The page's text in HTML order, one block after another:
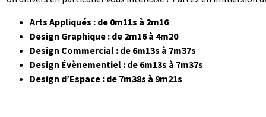
Arts Appliqués : de 0m11s à 2m16
Design Graphique : de 2m16 à 4m20
Design Commercial : de 6m13s à 7m37s
Design Évènementiel : de 6m13s à 7m37s
Design d’Espace : de 7m38s à 9m21s